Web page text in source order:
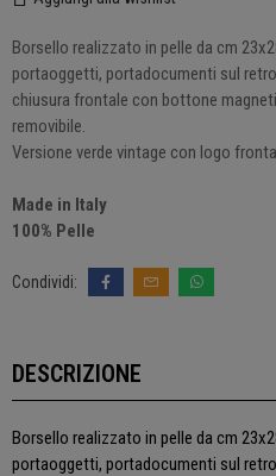
Borsello realizzato in pelle da cm
portaoggetti, portadocumenti sul
chiusura frontale con bottone
removibile.
Versione verde vintage con logo
Made in Italy
100% Pelle
DESCRIZIONE
Borsello realizzato in pelle da cm
portaoggetti, portadocumenti sul